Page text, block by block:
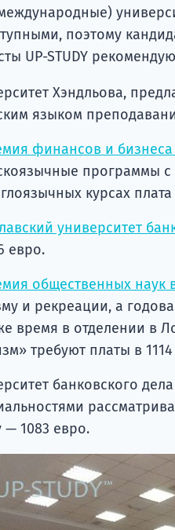
поэтому
UP-STUDY
Хэндльова,
языком
финансов и
программы с
курсах
университет
евро.
общественных наук
и рекреации, а
время в отделении в
требуют платы в
банковского
— 1083 евро.